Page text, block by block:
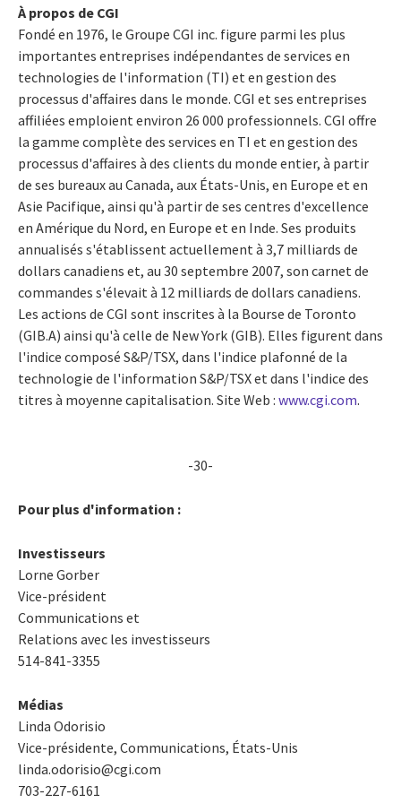
À propos de CGI
Fondé en 1976, le Groupe CGI inc. figure parmi les plus
importantes entreprises indépendantes de services en
technologies de l'information (TI) et en gestion des
processus d'affaires dans le monde. CGI et ses entreprises
affiliées emploient environ 26 000 professionnels. CGI offre
la gamme complète des services en TI et en gestion des
processus d'affaires à des clients du monde entier, à partir
de ses bureaux au Canada, aux États-Unis, en Europe et en
Asie Pacifique, ainsi qu'à partir de ses centres d'excellence
en Amérique du Nord, en Europe et en Inde. Ses produits
annualisés s'établissent actuellement à 3,7 milliards de
dollars canadiens et, au 30 septembre 2007, son carnet de
commandes s'élevait à 12 milliards de dollars canadiens.
Les actions de CGI sont inscrites à la Bourse de Toronto
(GIB.A) ainsi qu'à celle de New York (GIB). Elles figurent dans
l'indice composé S&P/TSX, dans l'indice plafonné de la
technologie de l'information S&P/TSX et dans l'indice des
titres à moyenne capitalisation. Site Web : www.cgi.com.
-30-
Pour plus d'information :
Investisseurs
Lorne Gorber
Vice-président
Communications et
Relations avec les investisseurs
514-841-3355
Médias
Linda Odorisio
Vice-présidente, Communications, États-Unis
linda.odorisio@cgi.com
703-227-6161